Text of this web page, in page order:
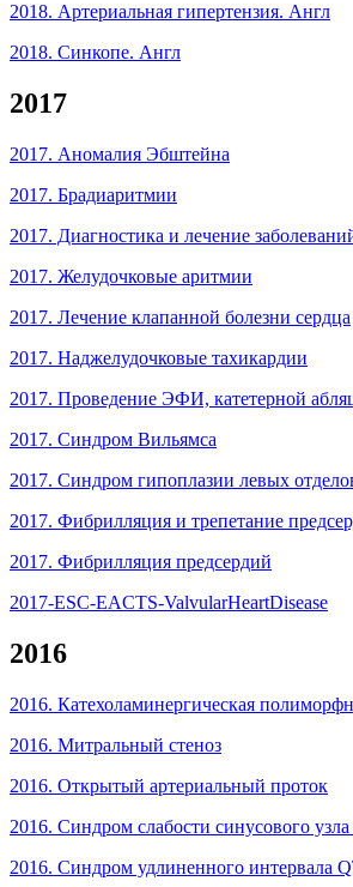
2018. Артериальная гипертензия. Англ
2018. Синкопе. Англ
2017
2017. Аномалия Эбштейна
2017. Брадиаритмии
2017. Диагностика и лечение
2017. Желудочковые аритмии
2017. Лечение клапанной болезни сердца
2017. Наджелудочковые тахикардии
2017. Проведение ЭФИ, катетерной
2017. Синдром Вильямса
2017. Синдром гипоплазии левых
2017. Фибрилляция и трепетание
2017. Фибрилляция предсердий
2017-ESC-EACTS-ValvularHeartDisease
2016
2016. Катехоламинергическая
2016. Митральный стеноз
2016. Открытый артериальный проток
2016. Синдром слабости синусового узла
2016. Синдром удлиненного интервала